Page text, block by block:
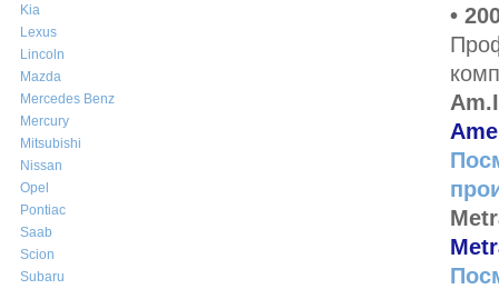
Kia
Lexus
Lincoln
Mazda
Mercedes Benz
Mercury
Mitsubishi
Nissan
Opel
Pontiac
Saab
Scion
Subaru
•